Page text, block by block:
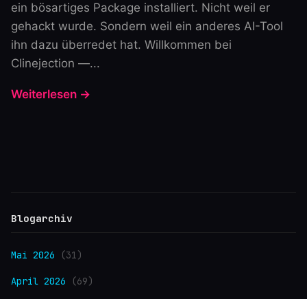
ein bösartiges Package installiert. Nicht weil er
gehackt wurde. Sondern weil ein anderes AI-Tool
ihn dazu überredet hat. Willkommen bei
Clinejection —...
Weiterlesen →
Blogarchiv
Mai 2026 (31)
April 2026 (69)